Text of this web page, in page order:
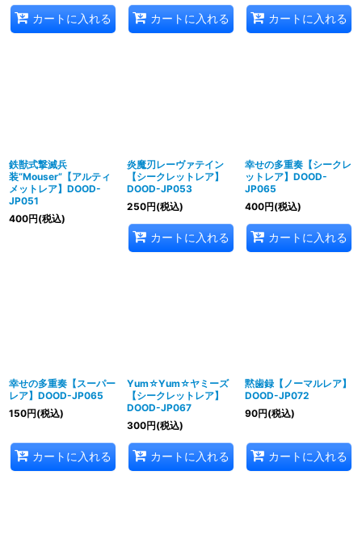
カートに入れる カートに入れる カートに入れる
鉄獣式撃滅兵
装“Mouser”【アルティ
メットレア】DOOD-
JP051
400円(税込)
炎魔刃レーヴァテイン
【シークレットレア】
DOOD-JP053
250円(税込)
カートに入れる
幸せの多重奏【シークレ
ットレア】DOOD-
JP065
400円(税込)
カートに入れる
幸せの多重奏【スーパー
レア】DOOD-JP065
150円(税込)
カートに入れる
Yum☆Yum☆ヤミーズ
【シークレットレア】
DOOD-JP067
300円(税込)
カートに入れる
黙歯録【ノーマルレア】
DOOD-JP072
90円(税込)
カートに入れる